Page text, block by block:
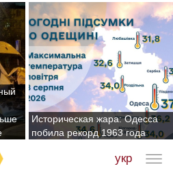
Историческая жара: Одесса
побила рекорд 1963 года
укр